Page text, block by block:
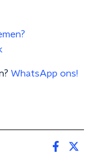
WhatsApp ons!